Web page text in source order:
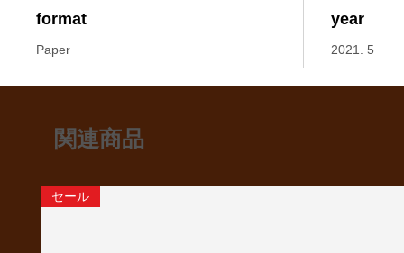
format
Paper
year
2021. 5
関連商品
セール